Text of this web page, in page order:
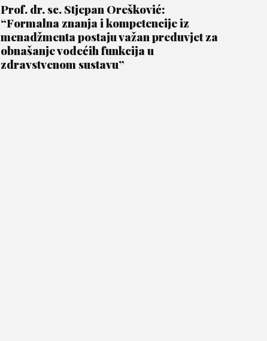
Prof. dr. sc. Stjepan Orešković:
“Formalna znanja i kompetencije iz
menadžmenta postaju važan preduvjet za
obnašanje vodećih funkcija u
zdravstvenom sustavu”